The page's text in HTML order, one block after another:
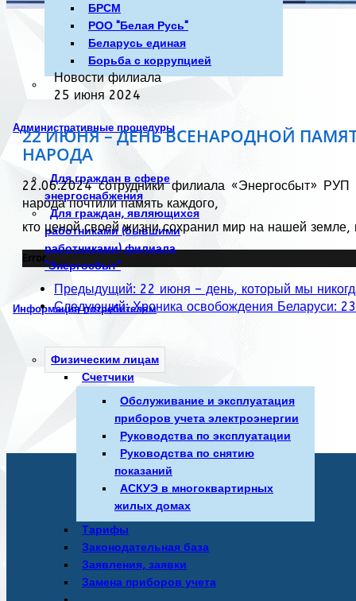
БРСМ
РОО "Белая Русь"
Беларусь единая
Борьба с коррупцией
Административные процедуры
Для граждан в сфере
энергоснабжения
Для граждан, являющихся
работниками (бывшими
работниками) филиала
"Энергосбыт"
Информация потребителям
Физическим лицам
Счетчики
Обслуживание и эксплуатация
приборов учета электроэнергии
Руководства по эксплуатации
Руководства по снятию
показаний
АСКУЭ в многоквартирных
жилых домах
Тарифы
Законодательная база
Заявления, заявки
Замена приборов учета
Новости филиала
25 июня 2024
22 ИЮНЯ – ДЕНЬ ВСЕНАРОДНОЙ
НАРОДА
22.06.2024 сотрудники филиала «Энергосбыт» РУП
народа почтили память каждого,
кто ценой своей жизни сохранил мир на нашей
Error
Предыдущий: 22 июня – день, который мы
Следующий: Хроника освобождения Беларуси: